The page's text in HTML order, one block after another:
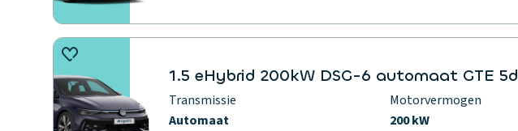
1.5 eHybrid 200kW DSG-6 automaat GTE 5d
Transmissie
Automaat
Motorvermogen
200 kW